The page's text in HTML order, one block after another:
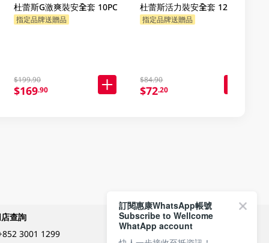
杜蕾斯G激爽裝安全套 10PC
指定品牌送贈品
$199.90
$169.90
杜蕾斯活力裝安全套 12PC
指定品牌送贈品
$84.90
$72.20
查詢
3001 1299
付款方式
訂閱惠康WhatsApp帳號
Subscribe to Wellcome
WhatApp account